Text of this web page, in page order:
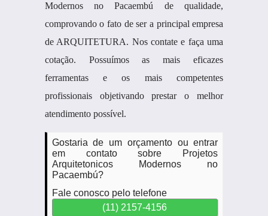
Modernos no Pacaembú de qualidade,
comprovando o fato de ser a principal empresa
de ARQUITETURA. Nos contate e faça uma
cotação. Possuímos as mais eficazes
ferramentas e os mais competentes
profissionais objetivando prestar o melhor
atendimento possível.
Gostaria de um orçamento ou entrar
em contato sobre Projetos
Arquitetonicos Modernos no
Pacaembú?
Fale conosco pelo telefone
(11) 2157-4156